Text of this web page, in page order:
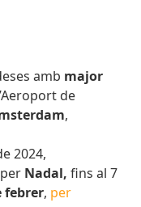
amb major
de
,
2024,
Nadal, fins al 7
febrer, per